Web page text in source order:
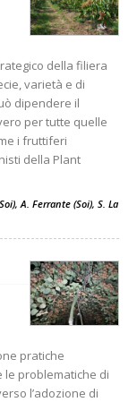
della filiera
varietà e di
dipendere il
per tutte quelle
i fruttiferi
della Plant
A. Ferrante (Soi), S. La
pratiche
le problematiche di
l’adozione di